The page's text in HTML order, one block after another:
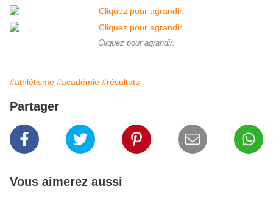
Cliquez pour agrandir.
#athlétisme #académie #résultats
Partager
Vous aimerez aussi